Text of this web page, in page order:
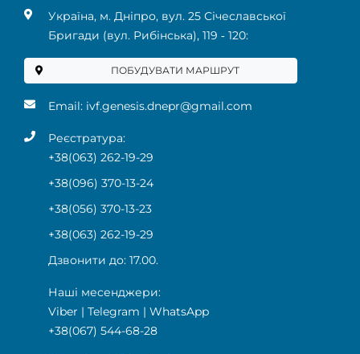
Українa, м. Дніпро, вул. 25 Січеславської
Бригади (вул. Рибінська), 119 ‑ 120:
ПОБУДУВАТИ МАРШРУТ
Email: ivf.genesis.dnepr@gmail.com
Реєстратура:
+38(063) 262-19-29
+38(096) 370-13-24
+38(056) 370-13-23
+38(063) 262-19-29
Дзвонити до: 17.00.
Наші месенджери:
Viber | Telegram | WhatsApp
+38(067) 544-68-28